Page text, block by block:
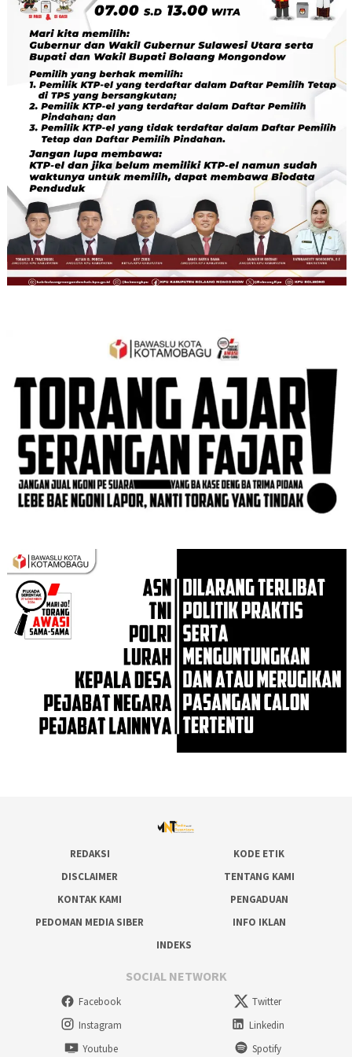
REDAKSI
KODE ETIK
DISCLAIMER
TENTANG KAMI
KONTAK KAMI
PENGADUAN
PEDOMAN MEDIA SIBER
INFO IKLAN
INDEKS
SOCIAL NETWORK
Facebook
Twitter
Instagram
Linkedin
Youtube
Spotify